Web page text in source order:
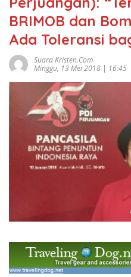
BRIMOB dan
Ada Toleransi
Suara Kristen.com
Minggu, 13 Mei 2018 | 16:45